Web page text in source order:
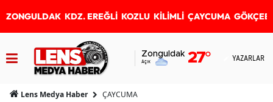
ZONGULDAK KDZ. EREĞLİ KOZLU KİLİMLİ ÇAYCUMA
Zonguldak
Açık 27° YAZARLAR
Lens Medya Haber ÇAYCUMA